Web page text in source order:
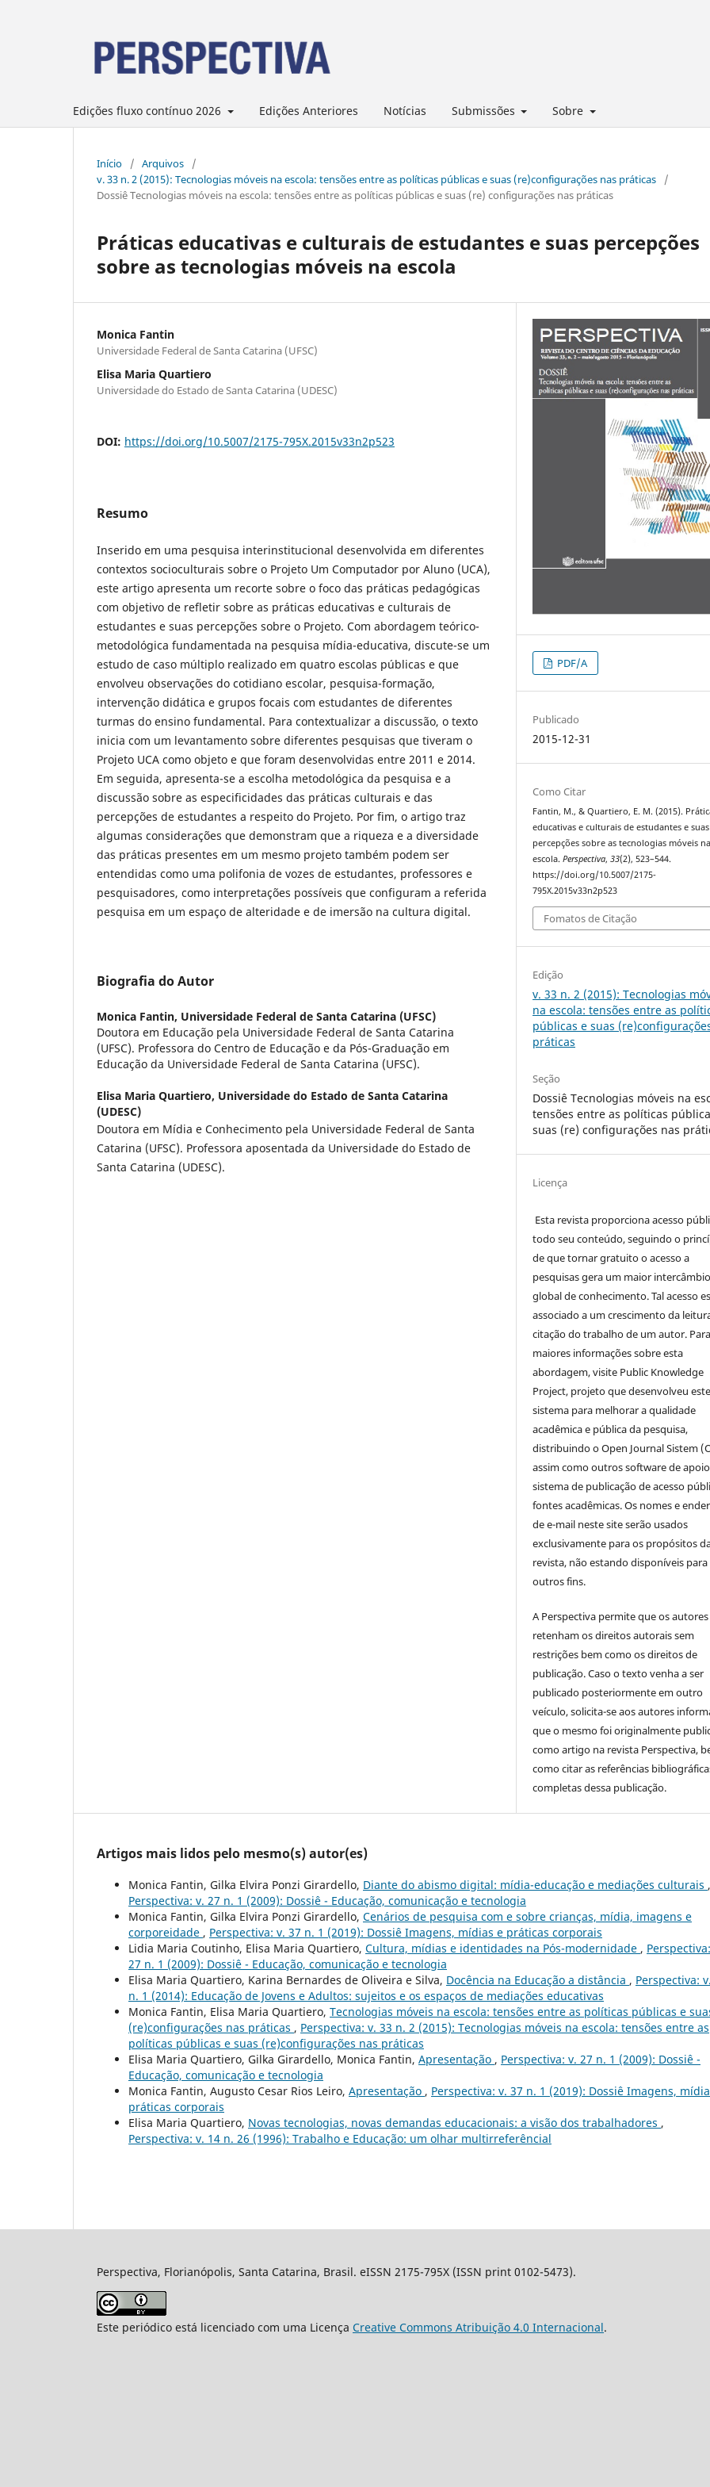
Edições fluxo contínuo 2026 Edições Anteriores Notícias Submissões Sobre
Início / Arquivos
/
v. 33 n. 2 (2015): Tecnologias móveis na escola: tensões entre as políticas públicas e suas (re)configurações nas práticas
/
Dossiê Tecnologias móveis na escola: tensões entre as políticas públicas e suas (re) configurações nas práticas
Práticas educativas e culturais de estudantes e suas percepções
sobre as tecnologias móveis na escola
Monica Fantin
Universidade Federal de Santa Catarina (UFSC)
Elisa Maria Quartiero
Universidade do Estado de Santa Catarina (UDESC)
DOI: https://doi.org/10.5007/2175-795X.2015v33n2p523
Resumo
Inserido em uma pesquisa interinstitucional desenvolvida em diferentes
contextos socioculturais sobre o Projeto Um Computador por Aluno (UCA),
este artigo apresenta um recorte sobre o foco das práticas pedagógicas
com objetivo de refletir sobre as práticas educativas e culturais de
estudantes e suas percepções sobre o Projeto. Com abordagem teórico-
metodológica fundamentada na pesquisa mídia-educativa, discute-se um
estudo de caso múltiplo realizado em quatro escolas públicas e que
envolveu observações do cotidiano escolar, pesquisa-formação,
intervenção didática e grupos focais com estudantes de diferentes
turmas do ensino fundamental. Para contextualizar a discussão, o texto
inicia com um levantamento sobre diferentes pesquisas que tiveram o
Projeto UCA como objeto e que foram desenvolvidas entre 2011 e 2014.
Em seguida, apresenta-se a escolha metodológica da pesquisa e a
discussão sobre as especificidades das práticas culturais e das
percepções de estudantes a respeito do Projeto. Por fim, o artigo traz
algumas considerações que demonstram que a riqueza e a diversidade
das práticas presentes em um mesmo projeto também podem ser
entendidas como uma polifonia de vozes de estudantes, professores e
pesquisadores, como interpretações possíveis que configuram a referida
pesquisa em um espaço de alteridade e de imersão na cultura digital.
Biografia do Autor
Monica Fantin, Universidade Federal de Santa Catarina (UFSC)
Doutora em Educação pela Universidade Federal de Santa Catarina
(UFSC). Professora do Centro de Educação e da Pós-Graduação em
Educação da Universidade Federal de Santa Catarina (UFSC).
Elisa Maria Quartiero, Universidade do Estado de Santa Catarina
(UDESC)
Doutora em Mídia e Conhecimento pela Universidade Federal de Santa
Catarina (UFSC). Professora aposentada da Universidade do Estado de
Santa Catarina (UDESC).
PDF/A
Publicado
2015-12-31
Como Citar
Fantin, M., & Quartiero, E. M. (2015).
educativas e culturais de estudantes e suas
percepções sobre as tecnologias móveis na
escola.Perspectiva,33(2), 523–544.
https://doi.org/10.5007/2175-
795X.2015v33n2p523
Fomatos de Citação
Edição
v. 33 n. 2 (2015): Tecnologias
na escola: tensões entre as
públicas e suas
práticas
Seção
Dossiê Tecnologias móveis na
tensões entre as políticas
suas (re) configurações nas
Licença
Esta revista proporciona acesso
todo seu conteúdo, seguindo o
de que tornar gratuito o acesso a
pesquisas gera um maior intercâmbio
global de conhecimento. Tal acesso
associado a um crescimento da
citação do trabalho de um autor. Para
maiores informações sobre esta
abordagem, visite Public Knowledge
Project, projeto que desenvolveu este
sistema para melhorar a qualidade
acadêmica e pública da pesquisa,
distribuindo o Open Journal Sistem
assim como outros software de
sistema de publicação de acesso
fontes acadêmicas. Os nomes e
de e-mail neste site serão usados
exclusivamente para os propósitos
revista, não estando disponíveis para
outros fins.
A Perspectiva permite que os autores
retenham os direitos autorais sem
restrições bem como os direitos de
publicação. Caso o texto venha a ser
publicado posteriormente em outro
veículo, solicita-se aos autores
que o mesmo foi originalmente
como artigo na revista Perspectiva,
como citar as referências
completas dessa publicação.
Artigos mais lidos pelo mesmo(s) autor(es)
Monica Fantin, Gilka Elvira Ponzi Girardello, Diante do abismo digital: mídia-educação e mediações culturais ,
Perspectiva: v. 27 n. 1 (2009): Dossiê - Educação, comunicação e tecnologia
Monica Fantin, Gilka Elvira Ponzi Girardello, Cenários de pesquisa com e sobre crianças, mídia, imagens e
corporeidade , Perspectiva: v. 37 n. 1 (2019): Dossiê Imagens, mídias e práticas corporais
Lidia Maria Coutinho, Elisa Maria Quartiero, Cultura, mídias e identidades na Pós-modernidade ,
27 n. 1 (2009): Dossiê - Educação, comunicação e tecnologia
Elisa Maria Quartiero, Karina Bernardes de Oliveira e Silva, Docência na Educação a distância , Perspectiva:
n. 1 (2014): Educação de Jovens e Adultos: sujeitos e os espaços de mediações educativas
Monica Fantin, Elisa Maria Quartiero, Tecnologias móveis na escola: tensões entre as políticas públicas e
(re)configurações nas práticas , Perspectiva: v. 33 n. 2 (2015): Tecnologias móveis na escola: tensões entre as
políticas públicas e suas (re)configurações nas práticas
Elisa Maria Quartiero, Gilka Girardello, Monica Fantin, Apresentação , Perspectiva: v. 27 n. 1 (2009): Dossiê -
Educação, comunicação e tecnologia
Monica Fantin, Augusto Cesar Rios Leiro, Apresentação , Perspectiva: v. 37 n. 1 (2019): Dossiê Imagens,
práticas corporais
Elisa Maria Quartiero, Novas tecnologias, novas demandas educacionais: a visão dos trabalhadores ,
Perspectiva: v. 14 n. 26 (1996): Trabalho e Educação: um olhar multirreferêncial
Perspectiva, Florianópolis, Santa Catarina, Brasil. eISSN 2175-795X (ISSN print 0102-5473).
Este periódico está licenciado com uma Licença Creative Commons Atribuição 4.0 Internacional.